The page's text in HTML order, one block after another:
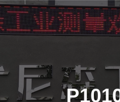
江苏南京尤尼森工业测量控制系统有